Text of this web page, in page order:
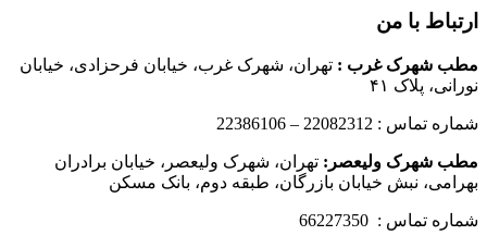
ارتباط با من
مطب شهرک غرب : تهران، شهرک غرب، خیابان فرحزادی، خیابان
نورانی، پلاک ۴۱
شماره تماس : 22082312 – 22386106
مطب شهرک ولیعصر: تهران، شهرک ولیعصر، خیابان برادران
بهرامی، نبش خیابان بازرگان، طبقه دوم، بانک مسکن
شماره تماس : 66227350